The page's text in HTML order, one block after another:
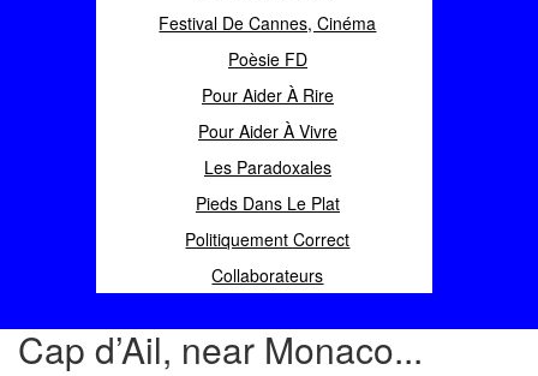
Festival De Cannes, Cinéma
Poèsie FD
Pour Aider À Rire
Pour Aider À Vivre
Les Paradoxales
Pieds Dans Le Plat
Politiquement Correct
Collaborateurs
Cap d’Ail, near Monaco...